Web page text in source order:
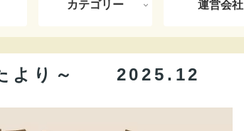
カテゴリー 運営会社
たより～ 2025.12